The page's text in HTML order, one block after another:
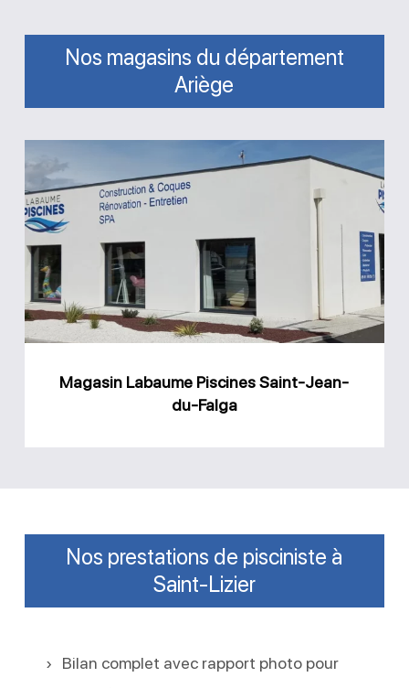
Nos magasins du département
Ariège
Magasin
Saint-
Jean-
du-
Falga
Magasin Labaume Piscines Saint-Jean-
du-Falga
Nos prestations de pisciniste à
Saint-Lizier
Bilan complet avec rapport photo pour